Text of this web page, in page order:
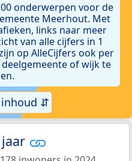
onderwerpen voor de
Meerhout. Met
links naar meer
van alle cijfers in 1
op AlleCijfers ook per
of wijk te
inhoud ⇵